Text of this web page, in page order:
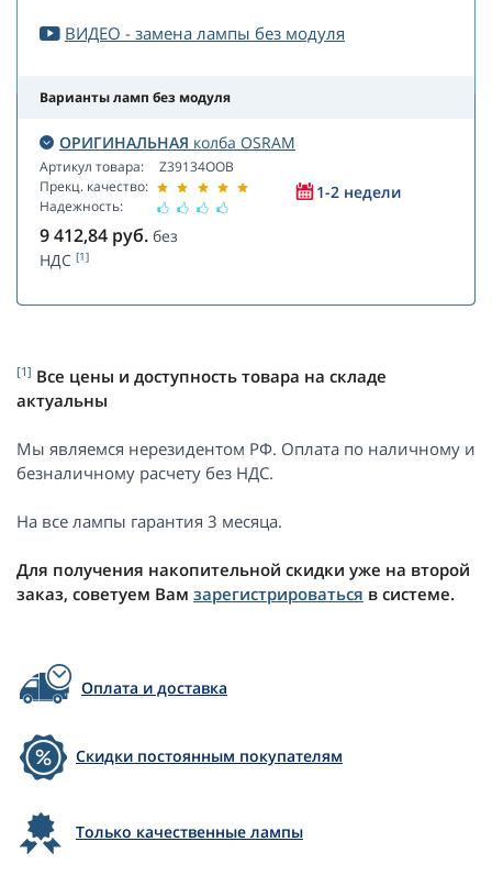
ВИДЕО - замена лампы без модуля
Варианты ламп без модуля
ОРИГИНАЛЬНАЯ колба OSRAM
Артикул товара:
Прекц. качество:
Надежность:
Z39134OOB
1-2 недели
9 412,84 руб. без
НДС [1]
[1] Все цены и доступность товара на складе
актуальны
Мы являемся нерезидентом РФ. Оплата по наличному и
безналичному расчету без НДС.
На все лампы гарантия 3 месяца.
Для получения накопительной скидки уже на второй
заказ, советуем Вам зарегистрироваться в системе.
Оплата и доставка
Скидки постоянным покупателям
Только качественные лампы